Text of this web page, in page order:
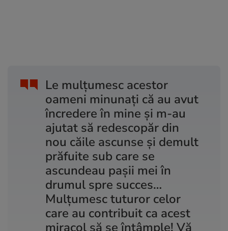
Le mulțumesc acestor
oameni minunați că au avut
încredere în mine și m-au
ajutat să redescopăr din
nou căile ascunse și demult
prăfuite sub care se
ascundeau pașii mei în
drumul spre succes…
Mulțumesc tuturor celor
care au contribuit ca acest
miracol să se întâmple! Vă